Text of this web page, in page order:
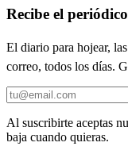
Recibe el
El diario para hojear,
correo, todos los días.
Al suscribirte aceptas
baja cuando quieras.